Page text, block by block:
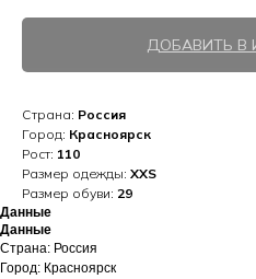
ДОБАВИТЬ В
Страна: Россия
Город: Красноярск
Рост: 110
Размер одежды: XXS
Размер обуви: 29
Данные
Данные
Страна: Россия
Город: Красноярск